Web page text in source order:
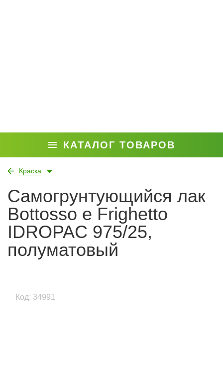
КАТАЛОГ ТОВАРОВ
Краска
Самогрунтующийся лак
Bottosso e Frighetto
IDROPAC 975/25,
полуматовый
Код: 34991